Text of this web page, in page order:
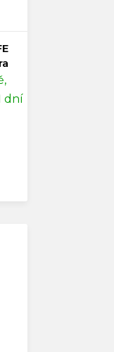
dní